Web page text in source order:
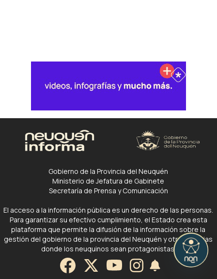
Gobierno de la Provincia del Neuquén
Ministerio de Jefatura de Gabinete
Secretaría de Prensa y Comunicación
El acceso a la información pública es un derecho de las personas.
Para garantizar su efectivo cumplimiento, el Estado crea esta
plataforma que permite la difusión de la información sobre la
gestión del gobierno de la provincia del Neuquén y otras noticias
donde los neuquinos sean protagonistas.